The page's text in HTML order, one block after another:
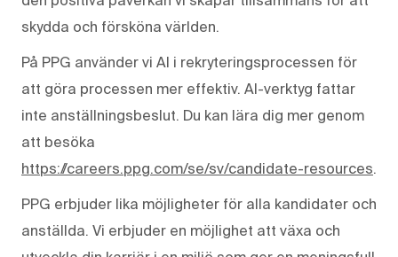
skydda och försköna världen.
På PPG använder vi AI i rekryteringsprocessen för
att göra processen mer effektiv. AI-verktyg fattar
inte anställningsbeslut. Du kan lära dig mer genom
att besöka
https://careers.ppg.com/se/sv/candidate-resources.
PPG erbjuder lika möjligheter för alla kandidater och
anställda. Vi erbjuder en möjlighet att växa och